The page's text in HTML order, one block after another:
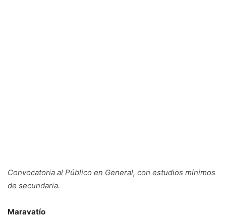
Convocatoria al Público en General, con estudios mínimos
de secundaria.
Maravatío